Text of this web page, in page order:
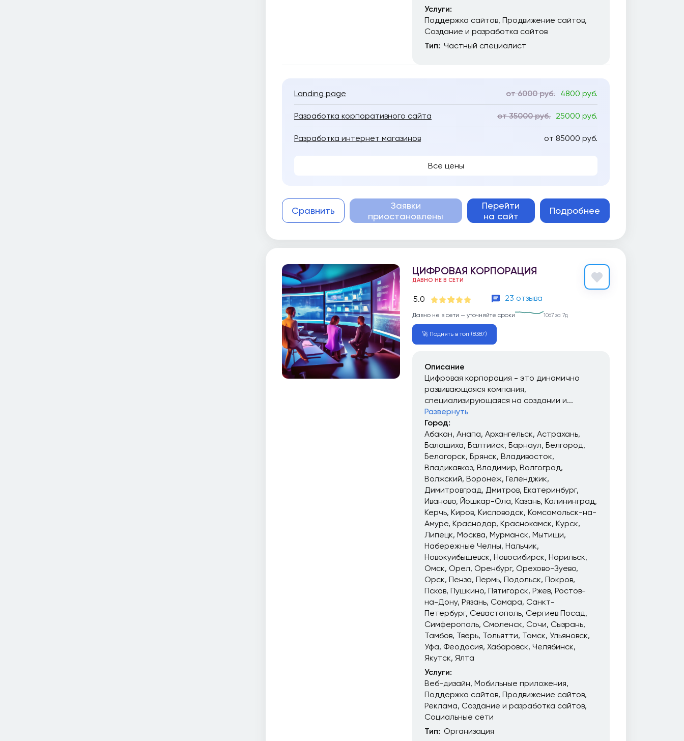
Услуги:
Поддержка сайтов Продвижение сайтов
Создание и разработка сайтов
Тип: Частный специалист
Landing page от 6000 руб. 4800 руб.
Разработка корпоративного сайта от 35000 руб. 25000 руб.
Разработка интернет магазинов от 85000 руб.
Все цены
Сравнить
Заявки
приостановлены
Перейти
на сайт
Подробнее
ЦИФРОВАЯ КОРПОРАЦИЯ
ДАВНО НЕ В СЕТИ
5.0 23 отзыва
Давно не в сети — уточняйте сроки 1067 за 7д
🚀 Поднять в топ (8387)
Описание
Цифровая корпорация - это динамично
развивающаяся компания,
специализирующаяся на создании и...
Развернуть
Город:
Абакан Анапа Архангельск Астрахань
Балашиха Балтийск Барнаул Белгород
Белогорск Брянск Владивосток
Владикавказ Владимир Волгоград
Волжский Воронеж Геленджик
Димитровград
Дмитров Екатеринбург
Иваново Йошкар-Ола Казань Калининград
Керчь Киров Кисловодск Комсомольск-на-
Амуре Краснодар Краснокамск Курск
Липецк Москва Мурманск Мытищи
Набережные Челны Нальчик
Новокуйбышевск Новосибирск Норильск
Омск Орел Оренбург Орехово-Зуево
Орск Пенза Пермь Подольск Покров
Псков Пушкино Пятигорск Ржев Ростов-
на-Дону Рязань Самара Санкт-
Петербург Севастополь Сергиев Посад
Симферополь Смоленск Сочи Сызрань
Тамбов Тверь Тольятти Томск Ульяновск
Уфа Феодосия Хабаровск Челябинск
Якутск Ялта
Услуги:
Веб-дизайн Мобильные приложения
Поддержка сайтов Продвижение сайтов
Реклама Создание и разработка сайтов
Социальные сети
Тип: Организация